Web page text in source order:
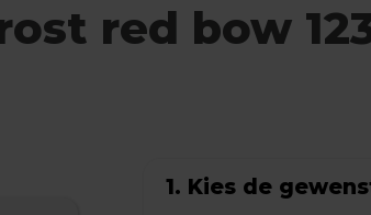
red bow
1. Kies de